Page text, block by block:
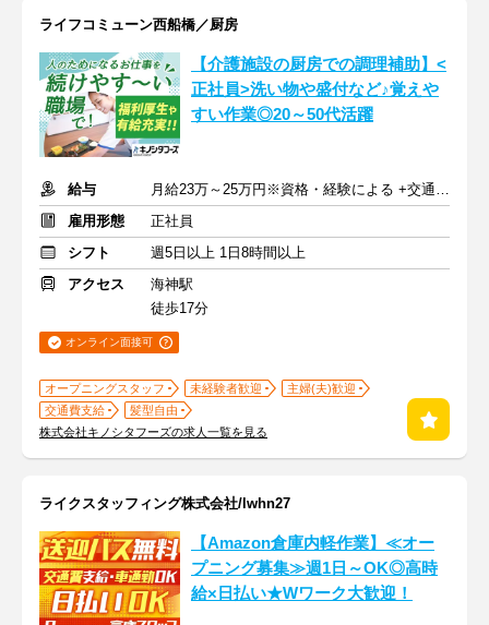
ライフコミューン西船橋／厨房
【介護施設の厨房での調理補助】<
正社員>洗い物や盛付など♪覚えや
すい作業◎20～50代活躍
給与
月給23万～25万円※資格・経験による +交通費支給
雇用形態
正社員
シフト
週5日以上 1日8時間以上
アクセス
海神駅
徒歩17分
オンライン面接可
オープニングスタッフ 未経験者歓迎
主婦(夫)歓迎
交通費支給
髪型自由
株式会社キノシタフーズの求人一覧を見る
ライクスタッフィング株式会社/lwhn27
【Amazon倉庫内軽作業】≪オー
プニング募集≫週1日～OK◎高時
給×日払い★Wワーク大歓迎！